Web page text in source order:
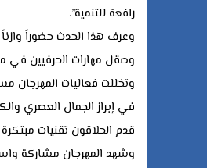
رافعة للتنمية”.
وعرف هذا الحدث حضوراً
وصقل مهارات الحرفيين في
وتخللت فعاليات المهرجان
في إبراز الجمال العصري
قدم الحلاقون تقنيات
وشهد المهرجان مشاركة